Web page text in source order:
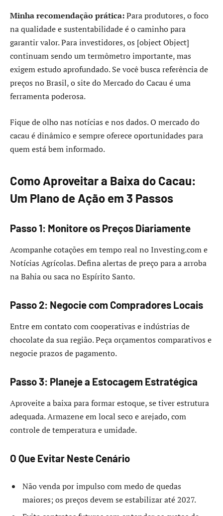
Minha recomendação prática:Para produtores, o foco
na qualidade e sustentabilidade é o caminho para
garantir valor. Para investidores, os [object Object]
continuam sendo um termômetro importante, mas
exigem estudo aprofundado. Se você busca referência de
preços no Brasil, o site do Mercado do Cacau é uma
ferramenta poderosa.
Fique de olho nas notícias e nos dados. O mercado do
cacau é dinâmico e sempre oferece oportunidades para
quem está bem informado.
Como Aproveitar a Baixa do Cacau:
Um Plano de Ação em 3 Passos
Passo 1: Monitore os Preços Diariamente
Acompanhe cotações em tempo real no Investing.com e
Notícias Agrícolas. Defina alertas de preço para a arroba
na Bahia ou saca no Espírito Santo.
Passo 2: Negocie com Compradores Locais
Entre em contato com cooperativas e indústrias de
chocolate da sua região. Peça orçamentos comparativos e
negocie prazos de pagamento.
Passo 3: Planeje a Estocagem Estratégica
Aproveite a baixa para formar estoque, se tiver estrutura
adequada. Armazene em local seco e arejado, com
controle de temperatura e umidade.
O Que Evitar Neste Cenário
Não venda por impulso com medo de quedas
maiores; os preços devem se estabilizar até 2027.